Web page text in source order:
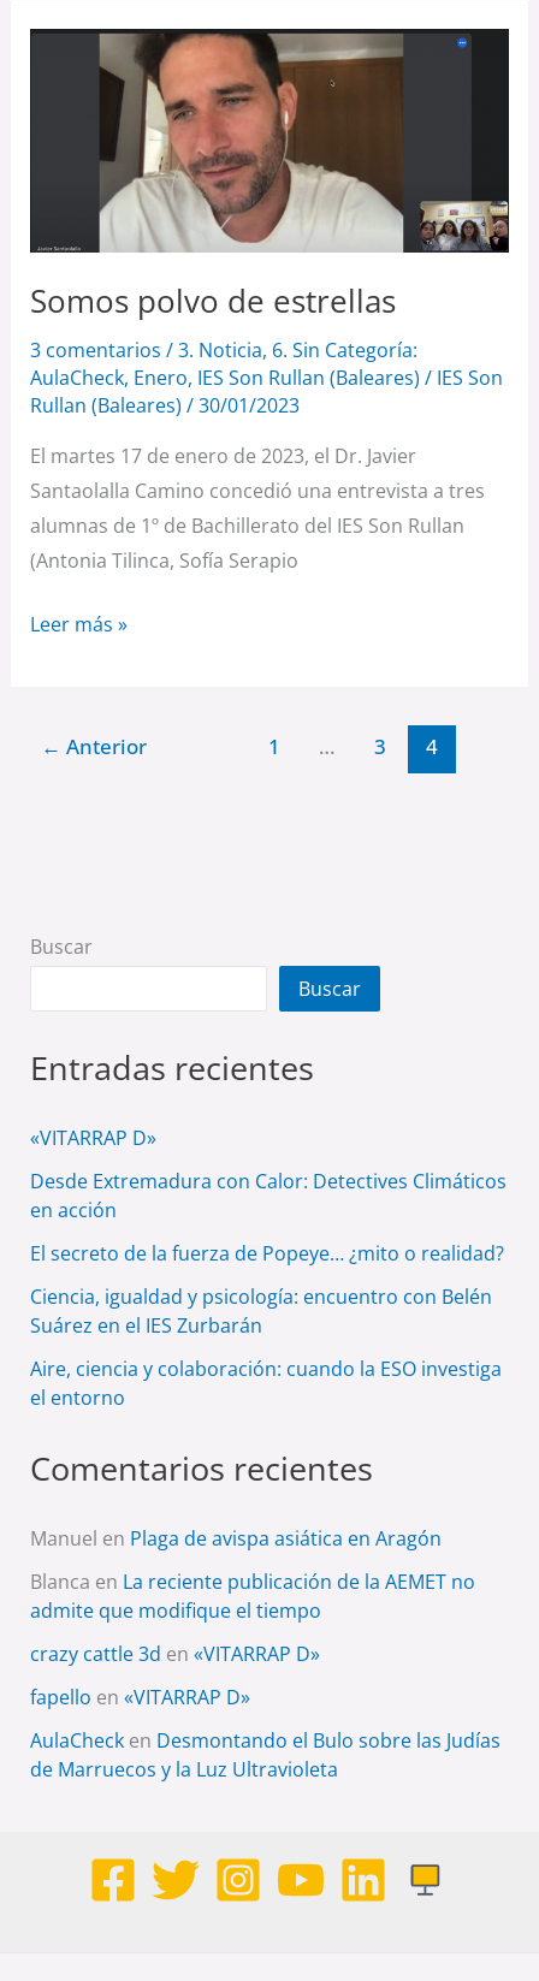
Somos polvo de estrellas
3 comentarios /3. Noticia, 6. Sin Categoría:
AulaCheck, Enero, IES Son Rullan (Baleares) / IES Son
Rullan (Baleares) /30/01/2023
El martes 17 de enero de 2023, el Dr. Javier
Santaolalla Camino concedió una entrevista a tres
alumnas de 1º de Bachillerato del IES Son Rullan
(Antonia Tilinca, Sofía Serapio
Leer más »
← Anterior 1 … 3 4
Buscar
Buscar
Entradas recientes
«VITARRAP D»
Desde Extremadura con Calor: Detectives Climáticos
en acción
El secreto de la fuerza de Popeye… ¿mito o realidad?
Ciencia, igualdad y psicología: encuentro con Belén
Suárez en el IES Zurbarán
Aire, ciencia y colaboración: cuando la ESO investiga
el entorno
Comentarios recientes
Manuel en Plaga de avispa asiática en Aragón
Blanca en La reciente publicación de la AEMET no
admite que modifique el tiempo
crazy cattle 3d en «VITARRAP D»
fapello en «VITARRAP D»
AulaChecken Desmontando el Bulo sobre las Judías
de Marruecos y la Luz Ultravioleta